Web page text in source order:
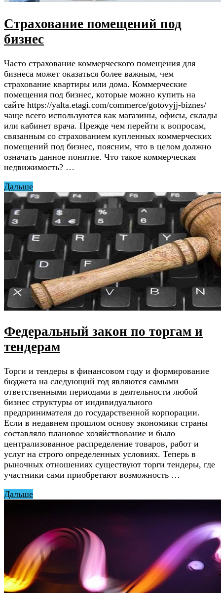
Страхование помещений под
бизнес
Часто страхование коммерческого помещения для
бизнеса может оказаться более важным, чем
страхование квартиры или дома. Коммерческие
помещения под бизнес, которые можно купить на
сайте https://yalta.etagi.com/commerce/gotovyjj-biznes/
чаще всего используются как магазины, офисы, склады
или кабинет врача. Прежде чем перейти к вопросам,
связанным со страхованием купленных коммерческих
помещений под бизнес, поясним, что в целом должно
означать данное понятие. Что такое коммерческая
недвижимость? …
Дальше
Федеральный закон по торгам и
тендерам
Торги и тендеры в финансовом году и формирование
бюджета на следующий год являются самыми
ответственными периодами в деятельности любой
бизнес структуры от индивидуального
предпринимателя до государственной корпорации.
Если в недавнем прошлом основу экономики страны
составляло плановое хозяйствование и было
централизованное распределение товаров, работ и
услуг на строго определенных условиях. Теперь в
рыночных отношениях существуют торги тендеры, где
участники сами приобретают возможность …
Дальше